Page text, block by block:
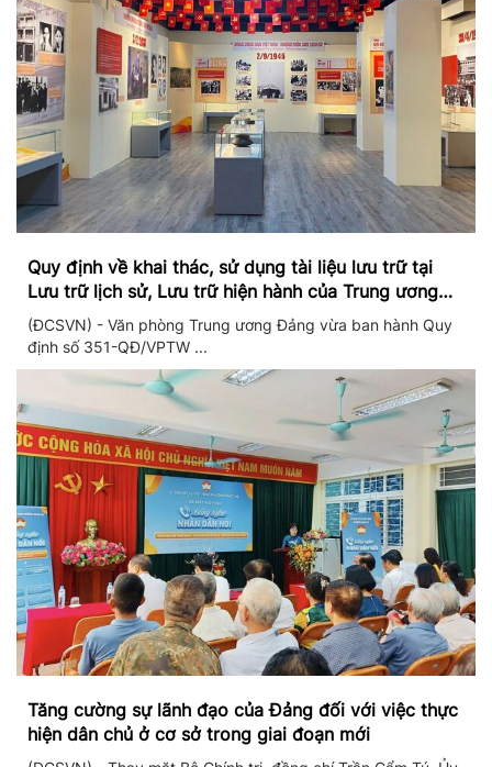
Quy định về khai thác, sử dụng tài liệu lưu trữ tại
Lưu trữ lịch sử, Lưu trữ hiện hành của Trung ương
Đảng và Văn phòng Trung ương Đảng
(ĐCSVN) - Văn phòng Trung ương Đảng vừa ban hành Quy
định số 351-QĐ/VPTW ...
Tăng cường sự lãnh đạo của Đảng đối với việc thực
hiện dân chủ ở cơ sở trong giai đoạn mới